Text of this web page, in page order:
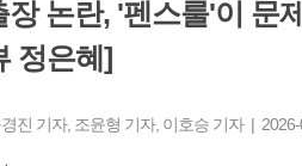
장 논란, '펜스룰'이 문
정은혜]
진 기자, 조윤형 기자, 이호승 기자 | 2026-